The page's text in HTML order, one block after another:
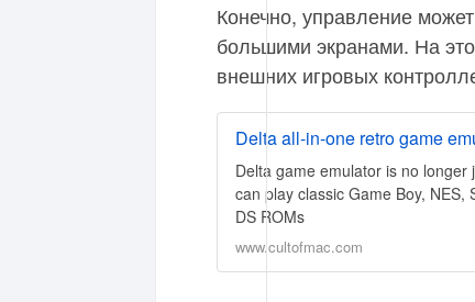
Конечно, управление
большими экранами. На
внешних игровых
Delta all-in-one retro game
Delta game emulator is no
can play classic Game Boy, NES,
DS ROMs
www.cultofmac.com